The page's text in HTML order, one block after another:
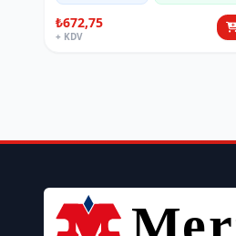
₺672,75
+ KDV